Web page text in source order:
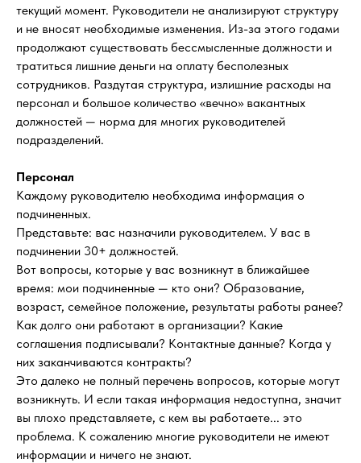
текущий момент. Руководители не анализируют структуру
и не вносят необходимые изменения. Из-за этого годами
продолжают существовать бессмысленные должности и
тратиться лишние деньги на оплату бесполезных
сотрудников. Раздутая структура, излишние расходы на
персонал и большое количество «вечно» вакантных
должностей — норма для многих руководителей
подразделений.
Персонал
Каждому руководителю необходима информация о
подчиненных.
Представьте: вас назначили руководителем. У вас в
подчинении 30+ должностей.
Вот вопросы, которые у вас возникнут в ближайшее
время: мои подчиненные — кто они? Образование,
возраст, семейное положение, результаты работы ранее?
Как долго они работают в организации? Какие
соглашения подписывали? Контактные данные? Когда у
них заканчиваются контракты?
Это далеко не полный перечень вопросов, которые могут
возникнуть. И если такая информация недоступна, значит
вы плохо представляете, с кем вы работаете... это
проблема. К сожалению многие руководители не имеют
информации и ничего не знают.